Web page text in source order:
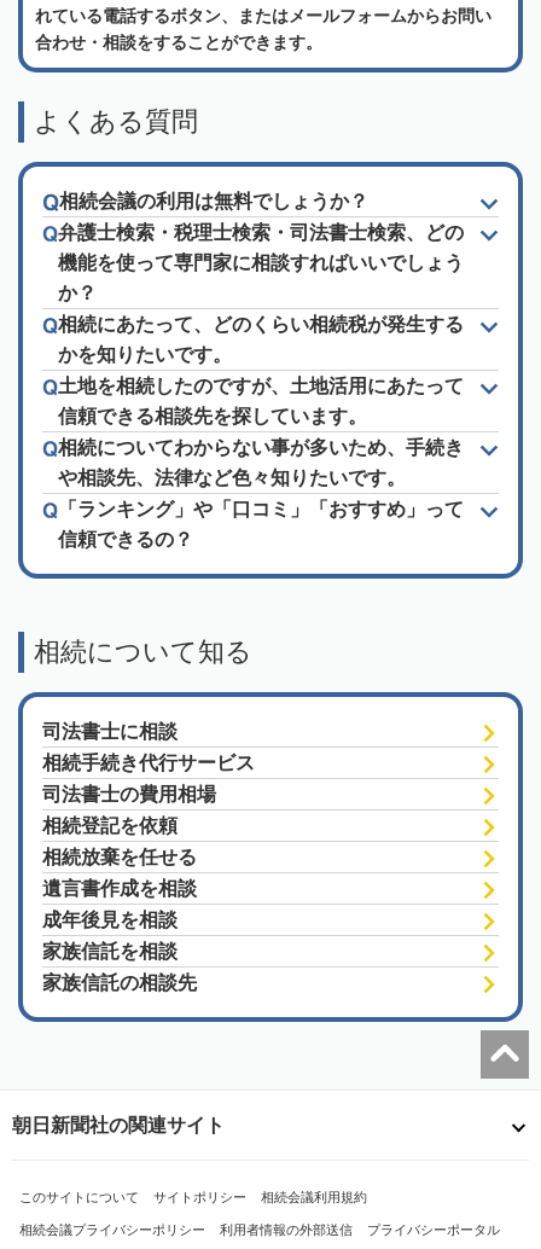
れている電話するボタン、またはメールフォームからお問い
合わせ・相談をすることができます。
よくある質問
相続会議の利用は無料でしょうか？
弁護士検索・税理士検索・司法書士検索、どの
機能を使って専門家に相談すればいいでしょう
か？
相続にあたって、どのくらい相続税が発生する
かを知りたいです。
土地を相続したのですが、土地活用にあたって
信頼できる相談先を探しています。
相続についてわからない事が多いため、手続き
や相談先、法律など色々知りたいです。
「ランキング」や「口コミ」「おすすめ」って
信頼できるの？
相続について知る
司法書士に相談
相続手続き代行サービス
司法書士の費用相場
相続登記を依頼
相続放棄を任せる
遺言書作成を相談
成年後見を相談
家族信託を相談
家族信託の相談先
朝日新聞社の関連サイト
このサイトについて サイトポリシー 相続会議利用規約
相続会議プライバシーポリシー 利用者情報の外部送信 プライバシーポータル